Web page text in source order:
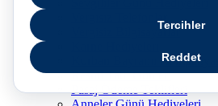
Vergisiz Bilgisayarlar
Kurban Bayramı Kampanyası
Resmi Tatil Günleri
Pasaj Ödeme Teklifleri